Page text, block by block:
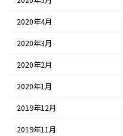
2020年4月
2020年3月
2020年2月
2020年1月
2019年12月
2019年11月